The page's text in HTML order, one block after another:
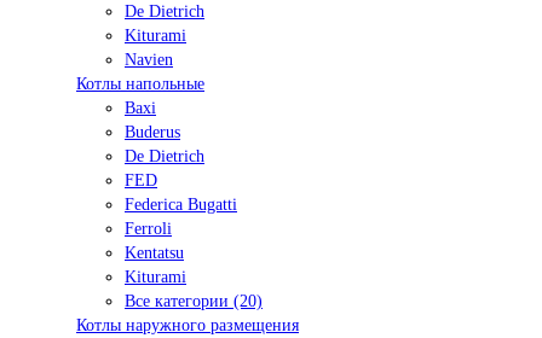
De Dietrich
Kiturami
Navien
Котлы напольные
Baxi
Buderus
De Dietrich
FED
Federica Bugatti
Ferroli
Kentatsu
Kiturami
Все категории (20)
Котлы наружного размещения